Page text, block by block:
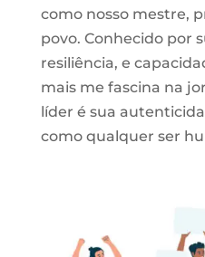
como nosso mestre,
povo. Conhecido por
resiliência, e
mais me fascina na
líder é sua
como qualquer ser